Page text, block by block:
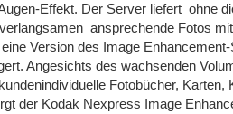
Effekt. Der Server liefert  ohne
 ansprechende Fotos
Version des Image
Angesichts des wachsenden
Fotobücher, Karten,
der Kodak Nexpress Image